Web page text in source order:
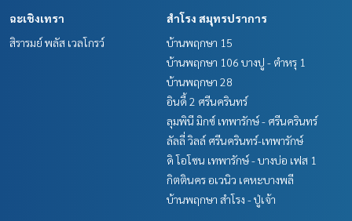
ฉะเชิงเทรา
สิรารมย์ พลัส เวลโกรว์
สำโรง สมุทรปราการ
บ้านพฤกษา 15
บ้านพฤกษา 106 บางปู - ตำหรุ 1
บ้านพฤกษา 28
อินดี้ 2 ศรีนครินทร์
ลุมพินี มิกซ์ เทพารักษ์ - ศรีนครินทร์
ลัลลี่ วิลล์ ศรีนครินทร์-เทพารักษ์
ดิ โอโซน เทพารักษ์ - บางบ่อ เฟส 1
กิตตินคร อเวนิว เคหะบางพลี
บ้านพฤกษา สำโรง - ปู่เจ้า